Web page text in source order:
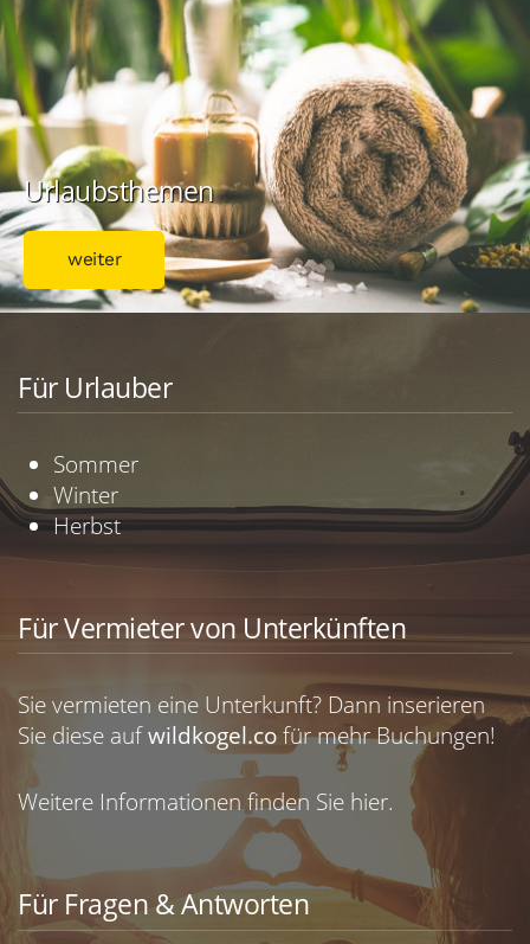
Urlaubsthemen
weiter
Für Urlauber
Sommer
Winter
Herbst
Für Vermieter von Unterkünften
Sie vermieten eine Unterkunft? Dann inserieren
Sie diese aufwildkogel.cofür mehr Buchungen!
Weitere Informationen finden Sie hier.
Für Fragen & Antworten